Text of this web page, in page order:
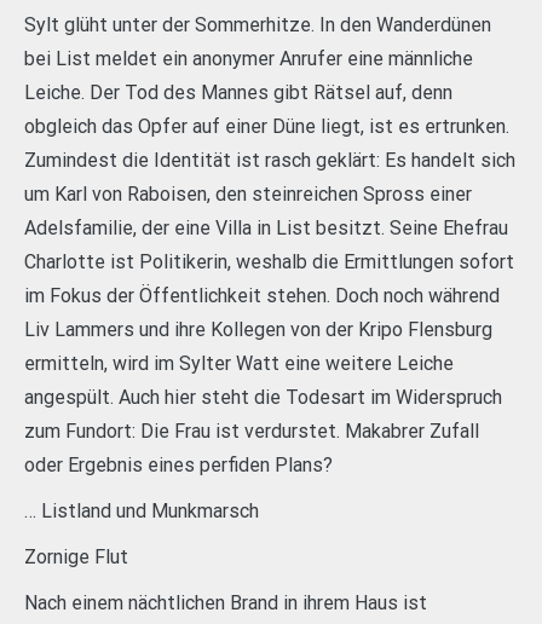
Sylt glüht unter der Sommerhitze. In den Wanderdünen
bei List meldet ein anonymer Anrufer eine männliche
Leiche. Der Tod des Mannes gibt Rätsel auf, denn
obgleich das Opfer auf einer Düne liegt, ist es ertrunken.
Zumindest die Identität ist rasch geklärt: Es handelt sich
um Karl von Raboisen, den steinreichen Spross einer
Adelsfamilie, der eine Villa in List besitzt. Seine Ehefrau
Charlotte ist Politikerin, weshalb die Ermittlungen sofort
im Fokus der Öffentlichkeit stehen. Doch noch während
Liv Lammers und ihre Kollegen von der Kripo Flensburg
ermitteln, wird im Sylter Watt eine weitere Leiche
angespült. Auch hier steht die Todesart im Widerspruch
zum Fundort: Die Frau ist verdurstet. Makabrer Zufall
oder Ergebnis eines perfiden Plans?
… Listland und Munkmarsch
Zornige Flut
Nach einem nächtlichen Brand in ihrem Haus ist